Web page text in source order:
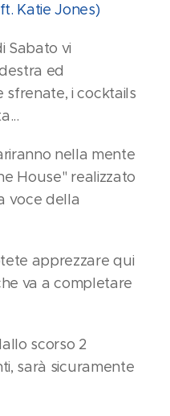
Katie Jones)
Sabato vi
ed
i cocktails
nella mente
House" realizzato
voce della
apprezzare qui
va a completare
scorso 2
sarà sicuramente